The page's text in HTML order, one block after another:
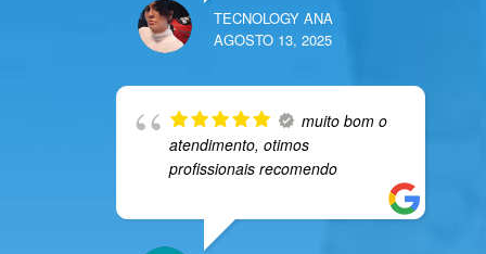
TECNOLOGY ANA
AGOSTO 13, 2025
muito bom o
atendimento, otimos
profissionais recomendo